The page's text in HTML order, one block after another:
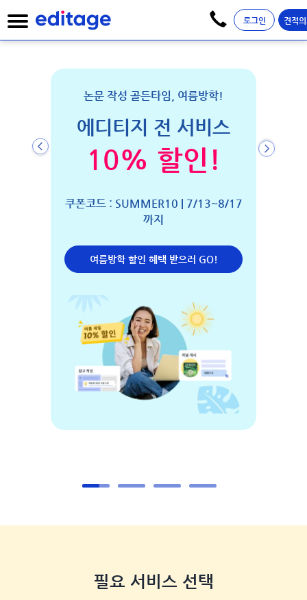
로그인 견적
논문 작성 골든타임, 여름방학!
에디티지 전 서비스
10% 할인!
쿠폰코드 : SUMMER10 | 7/13~8/17
까지
여름방학 할인 혜택 받으러 GO!
최대
필요 서비스 선택